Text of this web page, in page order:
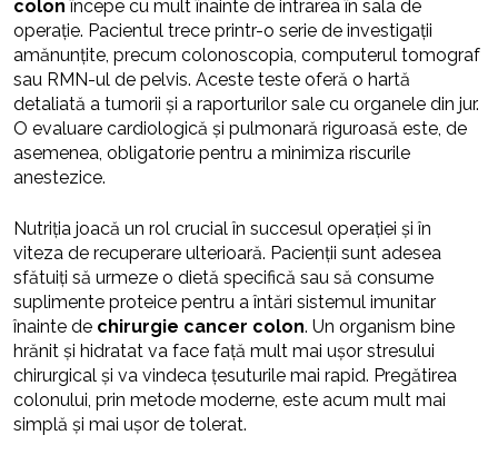
colon începe cu mult înainte de intrarea în sala de
operație. Pacientul trece printr-o serie de investigații
amănunțite, precum colonoscopia, computerul tomograf
sau RMN-ul de pelvis. Aceste teste oferă o hartă
detaliată a tumorii și a raporturilor sale cu organele din jur.
O evaluare cardiologică și pulmonară riguroasă este, de
asemenea, obligatorie pentru a minimiza riscurile
anestezice.
Nutriția joacă un rol crucial în succesul operației și în
viteza de recuperare ulterioară. Pacienții sunt adesea
sfătuiți să urmeze o dietă specifică sau să consume
suplimente proteice pentru a întări sistemul imunitar
înainte de chirurgie cancer colon. Un organism bine
hrănit și hidratat va face față mult mai ușor stresului
chirurgical și va vindeca țesuturile mai rapid. Pregătirea
colonului, prin metode moderne, este acum mult mai
simplă și mai ușor de tolerat.